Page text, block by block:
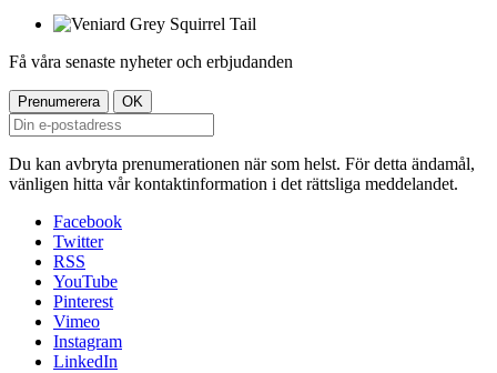
Få våra senaste nyheter och erbjudanden
Du kan avbryta prenumerationen när som helst. För detta ändamål,
vänligen hitta vår kontaktinformation i det rättsliga meddelandet.
Facebook
Twitter
RSS
YouTube
Pinterest
Vimeo
Instagram
LinkedIn